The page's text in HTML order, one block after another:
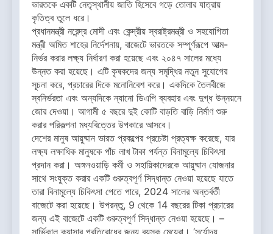
ভারতকে একটি নেতৃস্থানীয় জাতি হিসেবে গড়ে তোলার যাত্রায়
কৃতিত্ব তুলে ধরে।
প্রধানমন্ত্রী নরেন্দ্র মোদী এবং কেন্দ্রীয় স্বরাষ্ট্রমন্ত্রী ও সহযোগিতা
মন্ত্রী অমিত শাহের নির্দেশনায়, বাজেটে ভারতকে সম্পূর্ণরূপে আত্ম-
নির্ভর করার লক্ষ্য নির্ধারণ করা হয়েছে এবং ২০৪৭ সালের মধ্যে
উন্নত করা হয়েছে। এটি কৃষকদের জন্য সমৃদ্ধির নতুন সুযোগের
সূচনা করে, প্রচারের দিকে মনোনিবেশ করে। একদিকে তৈলবীজে
স্বনির্ভরতা এবং অন্যদিকে ন্যানো ডিএপি ব্যবহার এবং দুগ্ধ উন্নয়নে
জোর দেওয়া। আগামী ৫ বছরে দুই কোটি বাড়তি বাড়ি নির্মাণ শুরু
করার পরিকল্পনা মধ্যবিত্তের উপকারে আসবে।
দেশের মানুষ আয়ুষ্মান ভারত প্রকল্পের প্রচেষ্টা প্রত্যক্ষ করেছে, যার
লক্ষ্য লক্ষাধিক মানুষকে পাঁচ লাখ টাকা পর্যন্ত বিনামূল্যে চিকিৎসা
প্রদান করা। অঙ্গনওয়াড়ি কর্মী ও সহায়িকাদেরকে আয়ুষ্মান যোজনার
সাথে সংযুক্ত করার একটি গুরুত্বপূর্ণ সিদ্ধান্ত নেওয়া হয়েছে যাতে
তারা বিনামূল্যে চিকিৎসা পেতে পারে, 2024 সালের অন্তর্বর্তী
বাজেটে করা হয়েছে। উপরন্তু, 9 থেকে 14 বছরের টিকা প্রচারের
জন্য এই বাজেটে একটি গুরুত্বপূর্ণ সিদ্ধান্ত নেওয়া হয়েছে। –